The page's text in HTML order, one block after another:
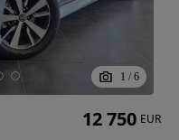
1 / 6
12 750 EUR